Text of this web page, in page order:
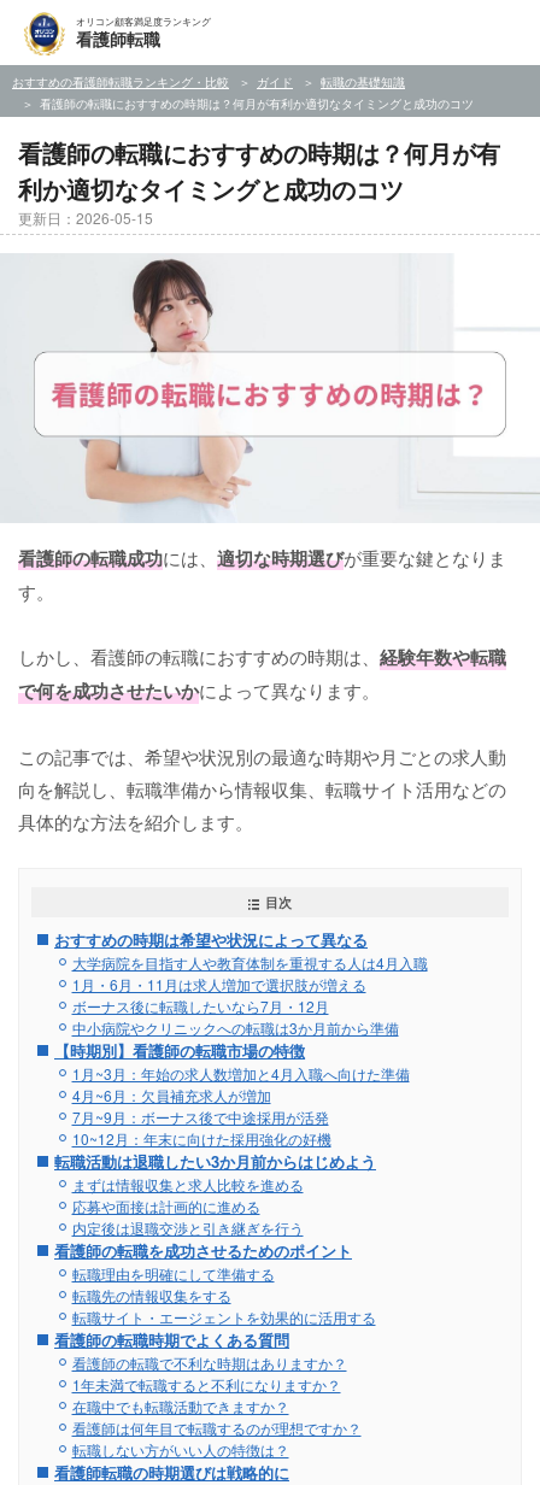
オリコン顧客満足度ランキング
看護師転職
おすすめの看護師転職ランキング・比較 ガイド
転職の基礎知識
看護師の転職におすすめの時期は？何月が有利か適切なタイミングと成功のコツ
看護師の転職におすすめの時期は？何月が有
利か適切なタイミングと成功のコツ
更新日：2026-05-15
看護師の転職成功には、 適切な時期選びが重要な鍵となりま
す。
しかし、看護師の転職におすすめの時期は、 経験年数や転職
で何を成功させたいかによって異なります。
この記事では、希望や状況別の最適な時期や月ごとの求人動
向を解説し、転職準備から情報収集、転職サイト活用などの
具体的な方法を紹介します。
目次
おすすめの時期は希望や状況によって異なる
大学病院を目指す人や教育体制を重視する人は4月入職
1月・6月・11月は求人増加で選択肢が増える
ボーナス後に転職したいなら7月・12月
中小病院やクリニックへの転職は3か月前から準備
【時期別】看護師の転職市場の特徴
1月~3月：年始の求人数増加と4月入職へ向けた準備
4月~6月：欠員補充求人が増加
7月~9月：ボーナス後で中途採用が活発
10~12月：年末に向けた採用強化の好機
転職活動は退職したい3か月前からはじめよう
まずは情報収集と求人比較を進める
応募や面接は計画的に進める
内定後は退職交渉と引き継ぎを行う
看護師の転職を成功させるためのポイント
転職理由を明確にして準備する
転職先の情報収集をする
転職サイト・エージェントを効果的に活用する
看護師の転職時期でよくある質問
看護師の転職で不利な時期はありますか？
1年未満で転職すると不利になりますか？
在職中でも転職活動できますか？
看護師は何年目で転職するのが理想ですか？
転職しない方がいい人の特徴は？
看護師転職の時期選びは戦略的に